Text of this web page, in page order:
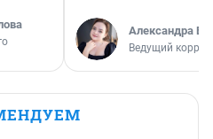
Александра
Ведущий